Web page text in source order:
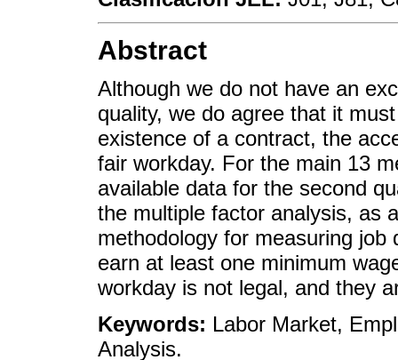
Abstract
Although we do not have an
quality, we do agree that it
existence of a contract, the
fair workday. For the main 13
available data for the second
the multiple factor analysis, as
methodology for measuring
earn at least one minimum
workday is not legal, and they
Keywords: Labor Market,
Analysis.